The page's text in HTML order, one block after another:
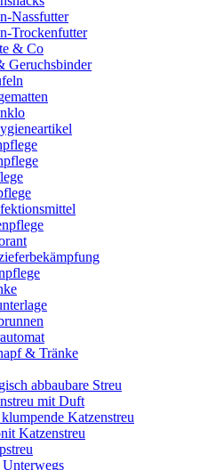
Nassfutter
Trockenfutter
& Co
Geruchsbinder
& Tränke
abbaubare Streu
mit Duft
Katzenstreu
Katzenstreu